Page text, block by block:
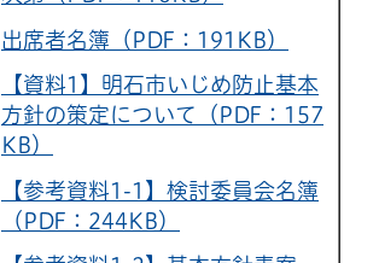
出席者名簿（PDF：191KB）
【資料1】明石市いじめ防止基本
方針の策定について（PDF：157
KB）
【参考資料1-1】検討委員会名簿
（PDF：244KB）